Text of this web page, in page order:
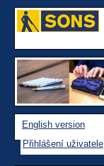
English version
Přihlášení uživatele